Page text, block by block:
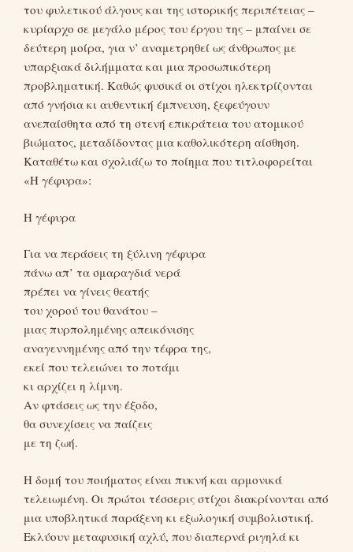
του φυλετικού άλγους και της ιστορικής περιπέτειας –
κυρίαρχο σε μεγάλο μέρος του έργου της – μπαίνει σε
δεύτερη μοίρα, για ν’ αναμετρηθεί ως άνθρωπος με
υπαρξιακά διλήμματα και μια προσωπικότερη
προβληματική. Καθώς φυσικά οι στίχοι ηλεκτρίζονται
από γνήσια κι αυθεντική έμπνευση, ξεφεύγουν
ανεπαίσθητα από τη στενή επικράτεια του ατομικού
βιώματος, μεταδίδοντας μια καθολικότερη αίσθηση.
Καταθέτω και σχολιάζω το ποίημα που τιτλοφορείται
«Η γέφυρα»:
Η γέφυρα
Για να περάσεις τη ξύλινη γέφυρα
πάνω απ’ τα σμαραγδιά νερά
πρέπει να γίνεις θεατής
του χορού του θανάτου –
μιας πυρπολημένης απεικόνισης
αναγεννημένης από την τέφρα της,
εκεί που τελειώνει το ποτάμι
κι αρχίζει η λίμνη.
Αν φτάσεις ως την έξοδο,
θα συνεχίσεις να παίζεις
με τη ζωή.
Η δομή του ποιήματος είναι πυκνή και αρμονικά
τελειωμένη. Οι πρώτοι τέσσερις στίχοι διακρίνονται από
μια υποβλητικά παράξενη κι εξωλογική συμβολιστική.
Εκλύουν μεταφυσική αχλύ, που διαπερνά ριγηλά κι